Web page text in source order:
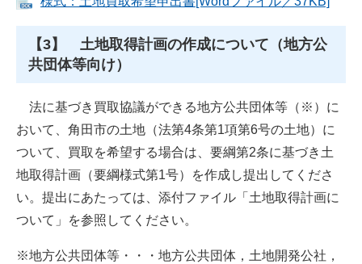
【3】 土地取得計画の作成について（地方公
共団体等向け）
法に基づき買取協議ができる地方公共団体等（※）に
おいて、角田市の土地（法第4条第1項第6号の土地）に
ついて、買取を希望する場合は、要綱第2条に基づき土
地取得計画（要綱様式第1号）を作成し提出してくださ
い。提出にあたっては、添付ファイル「土地取得計画に
ついて」を参照してください。
※地方公共団体等・・・地方公共団体，土地開発公社，